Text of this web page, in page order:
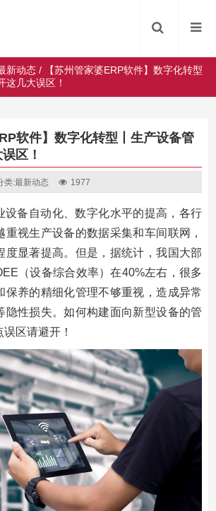
新动态 /
【苏州管家婆ERP软件】数字化转型
这几大误区！
软件】数字化转型丨生产设备管
区！
类:最新动态 1977
设备自动化、数字化水平的提高，各行
重视生产设备的数据采集和车间联网，
度显著提高。但是，据统计，我国大部
（设备综合效率）在40%左右，很多
保养的精细化管理不够重视，造成异常
隐性损失。如何构建面向新型设备的管
区请避开！